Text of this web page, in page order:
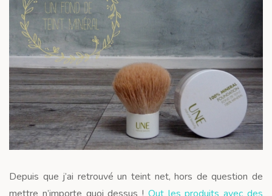
Depuis que j’ai retrouvé un teint net, hors de question de